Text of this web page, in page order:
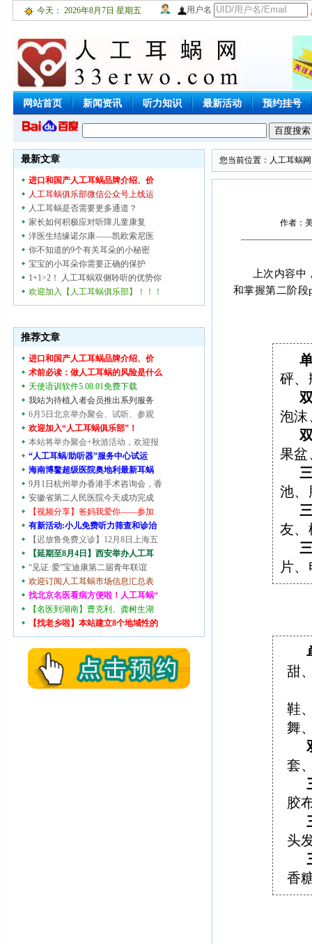
今天： 2026年8月7日 星期五 用户名
网站首页 新闻资讯 听力知识 最新活动 预约挂号
聋儿之家 联系厂商
最新文章
进口和国产人工耳蜗品牌介绍、价
人工耳蜗俱乐部微信公众号上线运
人工耳蜗是否需要更多通道？
家长如何积极应对听障儿童康复
洋医生结缘诺尔康——凯欧索尼医
你不知道的9个有关耳朵的小秘密
宝宝的小耳朵你需要正确的保护
1+1>2！ 人工耳蜗双侧聆听的优势你
欢迎加入【人工耳蜗俱乐部】！！！
推荐文章
进口和国产人工耳蜗品牌介绍、价
术前必读：做人工耳蜗的风险是什么
天使语训软件5.08.01免费下载
我站为待植入者会员推出系列服务
6月5日北京举办聚会、试听、参观
欢迎加入“人工耳蜗俱乐部”！
本站将举办聚会+秋游活动，欢迎报
“人工耳蜗/助听器”服务中心试运
海南博鳌超级医院奥地利最新耳蜗
9月1日杭州举办香港手术咨询会，香
安徽省第二人民医院今天成功完成
【视频分享】爸妈我爱你——参加
有新活动:小儿免费听力筛查和诊治
【迟放鲁免费义诊】12月8日上海五
【延期至8月4日】西安举办人工耳
“见证·爱”宝迪康第二届青年联谊
欢迎订阅人工耳蜗市场信息汇总表
找北京名医看病方便啦！人工耳蜗“
【名医到湖南】曹克利、龚树生湖
【找老乡啦】本站建立8个地域性的
您当前位置： 人工耳蜗网
作者：
上次内容
和掌握第二阶
砰、
泡沫
果盆
池、
友、
片
甜
鞋
舞
套
胶
头
香